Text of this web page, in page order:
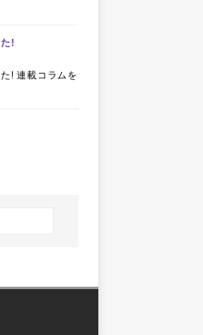
!
! 連載コラムを